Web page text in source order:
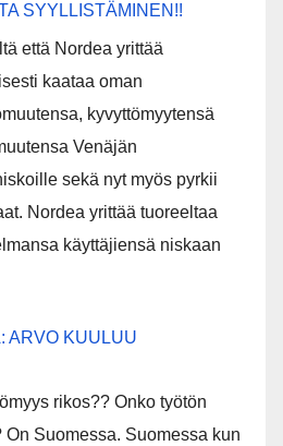
SYYLLISTÄMINEN!!
että Nordea yrittää
kaataa oman
kyvyttömyytensä
Venäjän
sekä nyt myös pyrkii
Nordea yrittää tuoreeltaa
käyttäjiensä niskaan
ARVO KUULUU
rikos?? Onko työtön
On Suomessa. Suomessa kun